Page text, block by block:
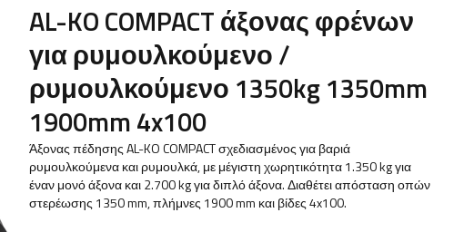
AL-KO COMPACT άξονας φρένων
για ρυμουλκούμενο /
ρυμουλκούμενο 1350kg 1350mm
1900mm 4x100
Άξονας πέδησης AL-KO COMPACT σχεδιασμένος για βαριά
ρυμουλκούμενα και ρυμουλκά, με μέγιστη χωρητικότητα 1.350 kg για
έναν μονό άξονα και 2.700 kg για διπλό άξονα. Διαθέτει απόσταση οπών
στερέωσης 1350 mm, πλήμνες 1900 mm και βίδες 4x100.